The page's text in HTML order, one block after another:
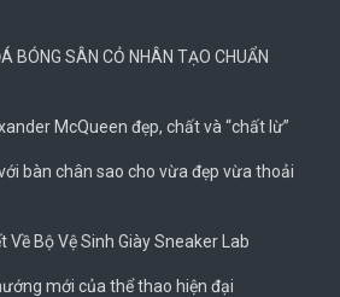
BÓNG SÂN CỎ NHÂN TẠO CHUẨN
McQueen đẹp, chất và “chất lừ”
bàn chân sao cho vừa đẹp vừa thoải
Về Bộ Vệ Sinh Giày Sneaker Lab
mới của thể thao hiện đại